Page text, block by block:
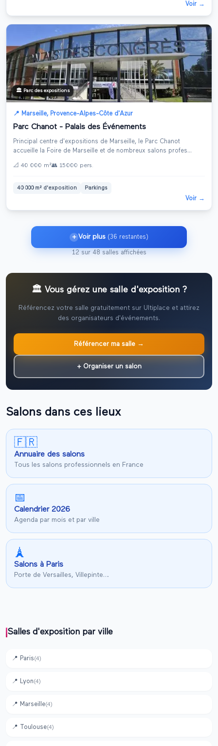
Voir →
🏛️ Parc des expositions
📍 Marseille, Provence-Alpes-Côte d'Azur
Parc Chanot - Palais des Événements
Principal centre d'expositions de Marseille, le Parc Chanot
accueille la Foire de Marseille et de nombreux salons profes...
📐 40 000 m²👥 15 000 pers.
40 000 m² d'exposition Parkings
Voir →
+ Voir plus (36 restantes)
12 sur 48 salles affichées
🏛️ Vous gérez une salle d'exposition ?
Référencez votre salle gratuitement sur Ultiplace et attirez
des organisateurs d'événements.
Référencer ma salle →
+ Organiser un salon
Salons dans ces lieux
🇫🇷
Annuaire des salons
Tous les salons professionnels en France
📅
Calendrier 2026
Agenda par mois et par ville
🗼
Salons à Paris
Porte de Versailles, Villepinte…
Salles d'exposition par ville
📍 Paris(4)
📍 Lyon(4)
📍 Marseille(4)
📍 Toulouse(4)